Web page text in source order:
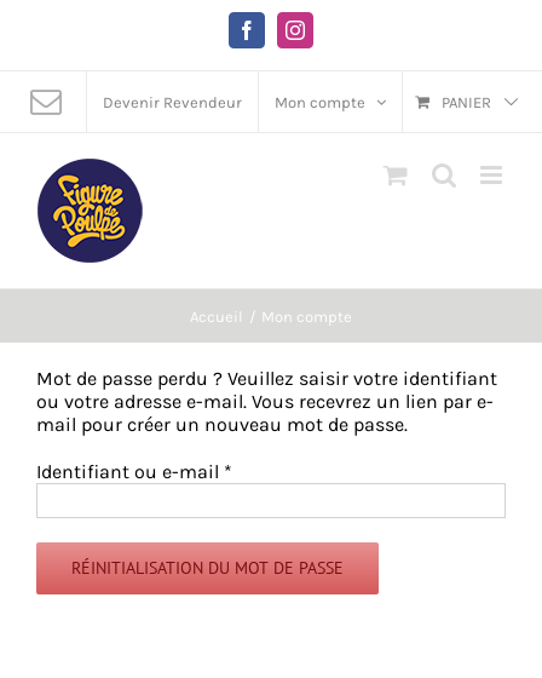
FacebookInstagram
Devenir Revendeur Mon compte PANIER
Accueil Mon compte
Mot de passe perdu ? Veuillez saisir votre identifiant
ou votre adresse e-mail. Vous recevrez un lien par e-
mail pour créer un nouveau mot de passe.
Identifiant ou e-mail *
RÉINITIALISATION DU MOT DE PASSE